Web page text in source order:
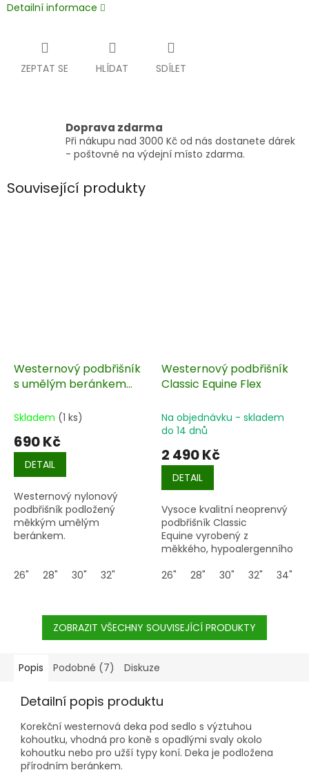
Detailní informace
ZEPTAT SE HLÍDAT SDÍLET
Doprava zdarma
Při nákupu nad 3000 Kč od nás dostanete dárek
- poštovné na výdejní místo zdarma.
Související produkty
Westernový podbřišník
s umělým beránkem
Skladem (1 ks)
690 Kč
DETAIL
Westernový nylonový
podbřišník podložený
měkkým umělým
beránkem.
26" 28" 30" 32"
Westernový podbřišník
Classic Equine Flex
Na objednávku - skladem
do 14 dnů
2 490 Kč
DETAIL
Vysoce kvalitní neoprenvý
podbřišník Classic
Equine vyrobený z
měkkého, hypoalergenního
26"
28" 30" 32" 34"
ZOBRAZIT VŠECHNY SOUVISEJÍCÍ PRODUKTY
Popis Podobné (7) Diskuze
Detailní popis produktu
Korekční westernová deka pod sedlo s výztuhou
kohoutku, vhodná pro koně s opadlými svaly okolo
kohoutku nebo pro užší typy koní. Deka je podložena
přírodním beránkem.